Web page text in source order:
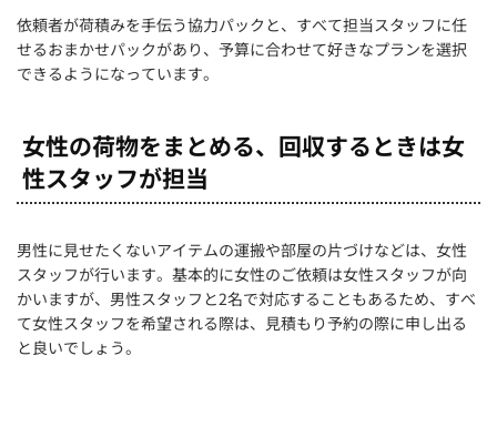
依頼者が荷積みを手伝う協力パックと、すべて担当スタッフに任
せるおまかせパックがあり、予算に合わせて好きなプランを選択
できるようになっています。
女性の荷物をまとめる、回収するときは女
性スタッフが担当
男性に見せたくないアイテムの運搬や部屋の片づけなどは、女性
スタッフが行います。基本的に女性のご依頼は女性スタッフが向
かいますが、男性スタッフと2名で対応することもあるため、すべ
て女性スタッフを希望される際は、見積もり予約の際に申し出る
と良いでしょう。